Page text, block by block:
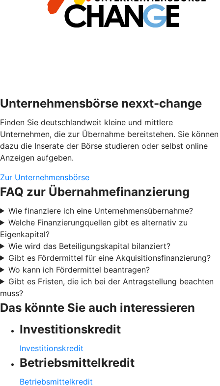
Unternehmensbörse nexxt-change
Finden Sie deutschlandweit kleine und mittlere
Unternehmen, die zur Übernahme bereitstehen. Sie können
dazu die Inserate der Börse studieren oder selbst online
Anzeigen aufgeben.
Zur Unternehmensbörse
FAQ zur Übernahmefinanzierung
Wie finanziere ich eine Unternehmensübernahme?
Welche Finanzierungquellen gibt es alternativ zu
Eigenkapital?
Wie wird das Beteiligungskapital bilanziert?
Gibt es Fördermittel für eine Akquisitionsfinanzierung?
Wo kann ich Fördermittel beantragen?
Gibt es Fristen, die ich bei der Antragstellung beachten
muss?
Das könnte Sie auch interessieren
Investitionskredit
Investitionskredit
Betriebsmittelkredit
Betriebsmittelkredit